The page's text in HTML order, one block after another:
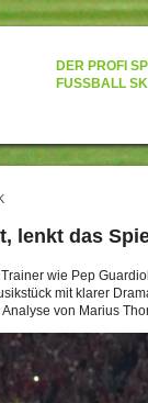
DER PROFI
FUSSBALL
lenkt das
wie Pep
mit klarer
von Marius